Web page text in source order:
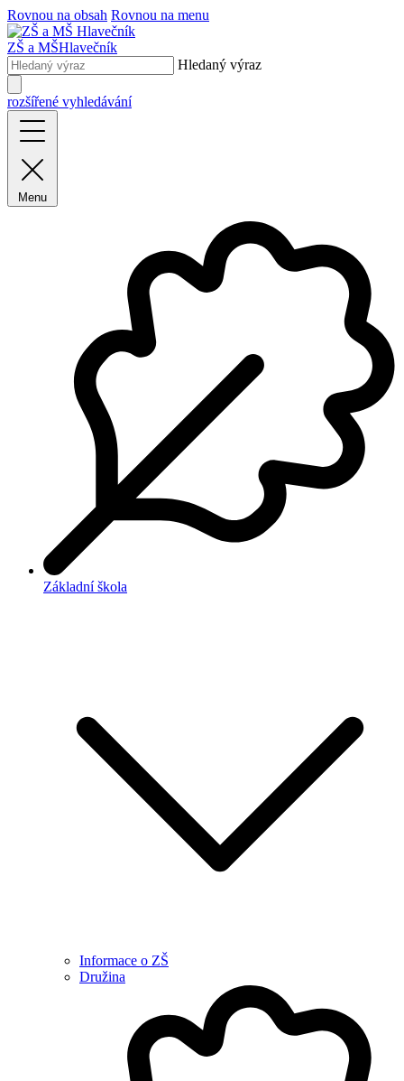
Rovnou na obsah Rovnou na menu
ZŠ a MŠHlavečník
Hledaný výraz
rozšířené vyhledávání
Menu
Základní škola
Informace o ZŠ
Družina